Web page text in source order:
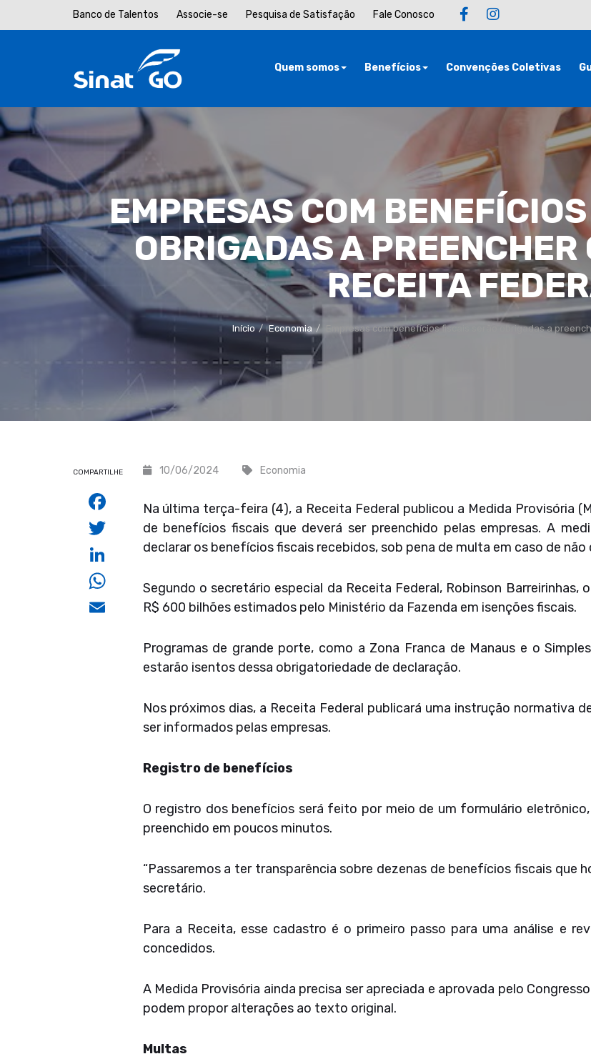
Banco de Talentos Associe-se Pesquisa de Satisfação Fale Conosco
Quem somos Benefícios Convenções Coletivas
EMPRESAS COM
OBRIGADAS A
RECEITA
Início Economia Empresas com benefícios fiscais serão obrigadas a
10/06/2024 Economia
Na última terça-feira (4), a Receita Federal publicou a Medida Provisória
de benefícios fiscais que deverá ser preenchido pelas empresas. A
declarar os benefícios fiscais recebidos, sob pena de multa em caso de
Segundo o secretário especial da Receita Federal, Robinson
R$ 600 bilhões estimados pelo Ministério da Fazenda em isenções fiscais.
Programas de grande porte, como a Zona Franca de Manaus e o
estarão isentos dessa obrigatoriedade de declaração.
Nos próximos dias, a Receita Federal publicará uma instrução normativa
ser informados pelas empresas.
Registro de benefícios
O registro dos benefícios será feito por meio de um formulário
preenchido em poucos minutos.
“Passaremos a ter transparência sobre dezenas de benefícios fiscais que
secretário.
Para a Receita, esse cadastro é o primeiro passo para uma análise e
concedidos.
A Medida Provisória ainda precisa ser apreciada e aprovada pelo
podem propor alterações ao texto original.
Multas
COMPARTILHE
Facebook
Twitter
LinkedIn
WhatsApp
Email